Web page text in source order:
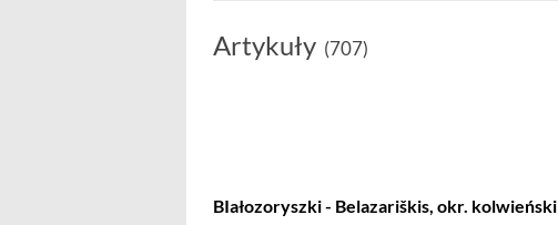
Artykuły (707)
BIałozoryszki - Belazariškis, okr. kolwieński